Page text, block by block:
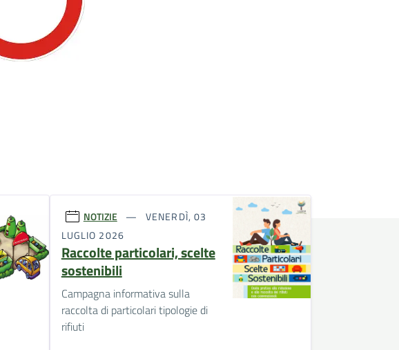
NOTIZIE
VENERDÌ, 03
LUGLIO 2026
Raccolte particolari, scelte
sostenibili
Campagna informativa sulla
raccolta di particolari tipologie di
rifiuti